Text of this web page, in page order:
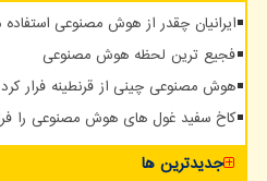
ایرانیان چقدر از هوش مصنوعی استفاده
فجیع ترین لحظه هوش مصنوعی
هوش مصنوعی چینی از قرنطینه فرار
کاخ سفید غول های هوش مصنوعی را
جدیدترین ها